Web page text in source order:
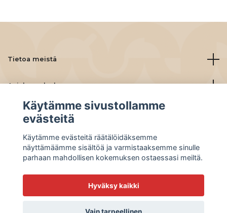
Tietoa meistä
Asiakaspalvelu
Lue lisää
Social Media
© 2026 BeanBuddies
Käytämme sivustollamme
evästeitä
Käytämme evästeitä räätälöidäksemme
näyttämäämme sisältöä ja varmistaaksemme sinulle
parhaan mahdollisen kokemuksen ostaessasi meiltä.
Hyväksy kaikki